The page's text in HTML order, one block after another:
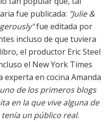
fue publicada: "Julie &
fue editada por
incluso de que tuviera
el productor Eric Steel
el New York Times
en cocina Amanda
de los primeros blogs
en la que vive alguna de
tenía un público real.